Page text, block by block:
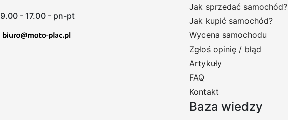
9.00 - 17.00 - pn-pt
Jak sprzedać samochód?
Jak kupić samochód?
Wycena samochodu
Zgłoś opinię / błąd
Artykuły
FAQ
Kontakt
Baza wiedzy